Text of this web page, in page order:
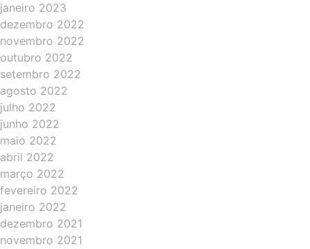
janeiro 2023
dezembro 2022
novembro 2022
outubro 2022
setembro 2022
agosto 2022
julho 2022
junho 2022
maio 2022
abril 2022
março 2022
fevereiro 2022
janeiro 2022
dezembro 2021
novembro 2021